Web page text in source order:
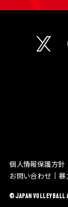
個人情報保護方針
お問い合わせ
暴
© JAPAN VOLLEYBALL